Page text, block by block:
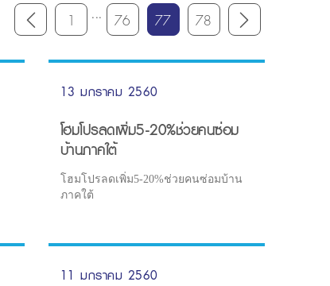
1 ... 76 77 78
13 มกราคม 2560
โฮมโปรลดเพิ่ม5-20%ช่วยคนซ่อม
บ้านภาคใต้
โฮมโปรลดเพิ่ม5-20%ช่วยคนซ่อมบ้าน
ภาคใต้
11 มกราคม 2560